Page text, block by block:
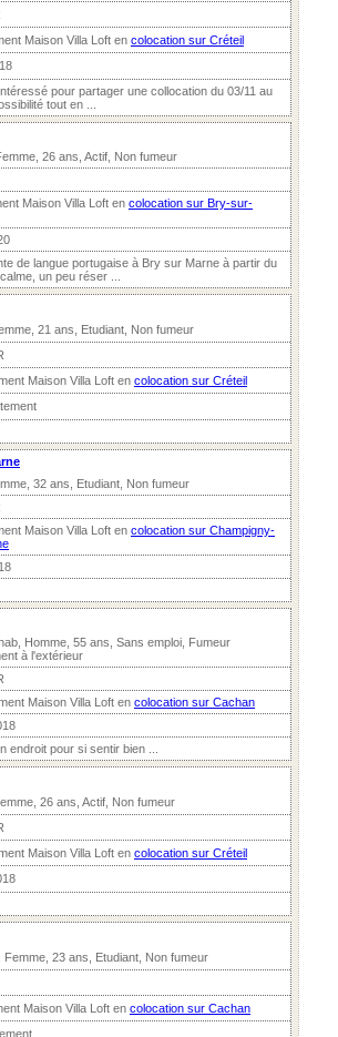
Maison Villa Loft en colocation sur Créteil
pour partager une collocation du 03/11 au
tout en ...
26 ans, Actif, Non fumeur
Maison Villa Loft en colocation sur Bry-sur-
de langue portugaise à Bry sur Marne à partir du
un peu réser ...
21 ans, Etudiant, Non fumeur
Maison Villa Loft en colocation sur Créteil
32 ans, Etudiant, Non fumeur
Maison Villa Loft en colocation sur Champigny-
Homme, 55 ans, Sans emploi, Fumeur
à l'extérieur
Maison Villa Loft en colocation sur Cachan
endroit pour si sentir bien ...
26 ans, Actif, Non fumeur
Maison Villa Loft en colocation sur Créteil
Femme, 23 ans, Etudiant, Non fumeur
Maison Villa Loft en colocation sur Cachan